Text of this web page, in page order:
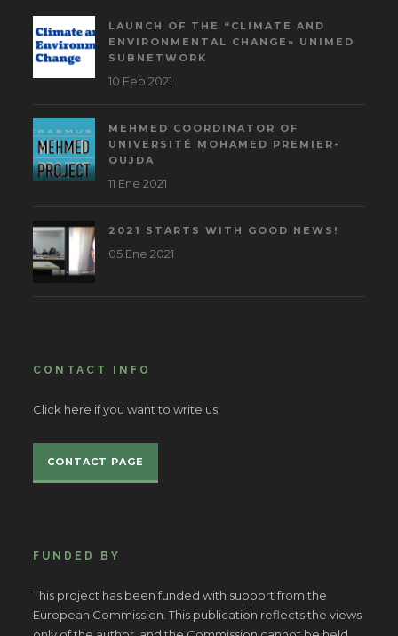
LAUNCH OF THE “CLIMATE AND
ENVIRONMENTAL CHANGE» UNIMED
SUBNETWORK
10 Feb 2021
MEHMED COORDINATOR OF
UNIVERSITÉ MOHAMED PREMIER-
OUJDA
11 Ene 2021
2021 STARTS WITH GOOD NEWS!
05 Ene 2021
CONTACT INFO
Click here if you want to write us.
CONTACT PAGE
FUNDED BY
This project has been funded with support from the
European Commission. This publication reflects the views